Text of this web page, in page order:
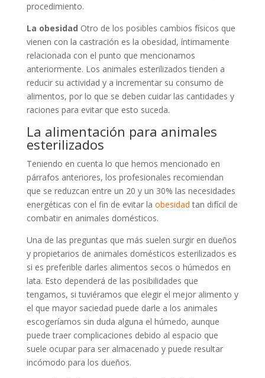
procedimiento.
La obesidad Otro de los posibles cambios físicos que
vienen con la castración es la obesidad, íntimamente
relacionada con el punto que mencionamos
anteriormente. Los animales esterilizados tienden a
reducir su actividad y a incrementar su consumo de
alimentos, por lo que se deben cuidar las cantidades y
raciones para evitar que esto suceda.
La alimentación para animales
esterilizados
Teniendo en cuenta lo que hemos mencionado en
párrafos anteriores, los profesionales recomiendan
que se reduzcan entre un 20 y un 30% las necesidades
energéticas con el fin de evitar la obesidadtan difícil de
combatir en animales domésticos.
Una de las preguntas que más suelen surgir en dueños
y propietarios de animales domésticos esterilizados es
si es preferible darles alimentos secos o húmedos en
lata. Esto dependerá de las posibilidades que
tengamos, si tuviéramos que elegir el mejor alimento y
el que mayor saciedad puede darle a los animales
escogeríamos sin duda alguna el húmedo, aunque
puede traer complicaciones debido al espacio que
suele ocupar para ser almacenado y puede resultar
incómodo para los dueños.